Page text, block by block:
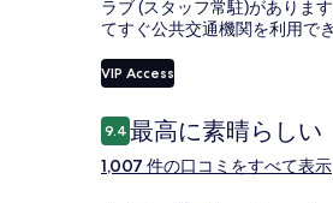
ャ
ラ
リ
ー
ラブ (スタッフ常駐)がありま
てすぐ公共交通機関を利用で
VIP Access
口
コ
ミ
9.410段階中9.4
最高に素晴らしい
1,007 件の口コミをすべて表示